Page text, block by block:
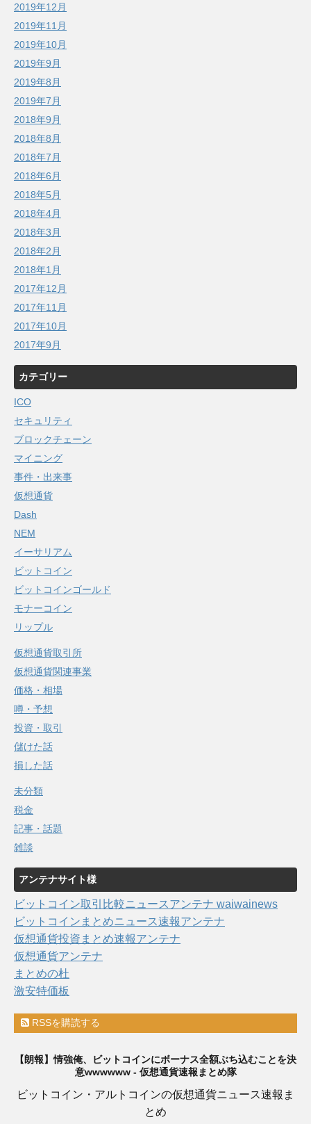
2019年12月
2019年11月
2019年10月
2019年9月
2019年8月
2019年7月
2018年9月
2018年8月
2018年7月
2018年6月
2018年5月
2018年4月
2018年3月
2018年2月
2018年1月
2017年12月
2017年11月
2017年10月
2017年9月
カテゴリー
ICO
セキュリティ
ブロックチェーン
マイニング
事件・出来事
仮想通貨
Dash
NEM
イーサリアム
ビットコイン
ビットコインゴールド
モナーコイン
リップル
仮想通貨取引所
仮想通貨関連事業
価格・相場
噂・予想
投資・取引
儲けた話
損した話
未分類
税金
記事・話題
雑談
アンテナサイト様
ビットコイン取引比較ニュースアンテナ waiwainews
ビットコインまとめニュース速報アンテナ
仮想通貨投資まとめ速報アンテナ
仮想通貨アンテナ
まとめの杜
激安特価板
RSSを購読する
【朗報】情強俺、ビットコインにボーナス全額ぶち込むことを決
意wwwwww - 仮想通貨速報まとめ隊
ビットコイン・アルトコインの仮想通貨ニュース速報ま
とめ